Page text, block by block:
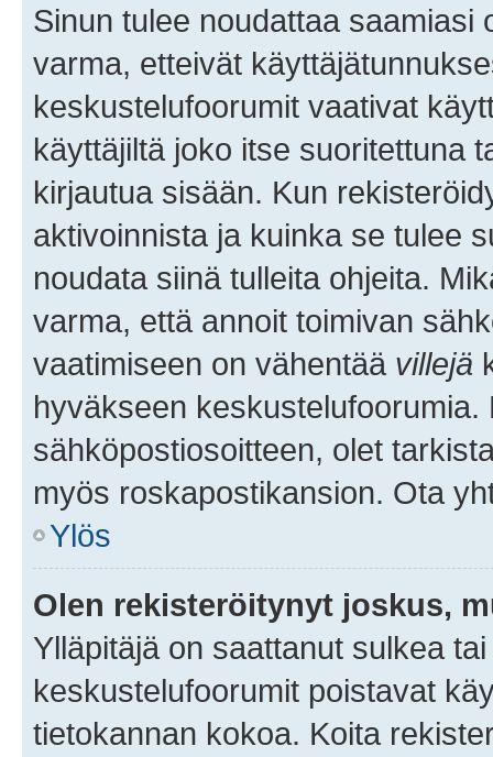
Sinun tulee noudattaa saamiasi
varma, etteivät
keskustelufoorumit vaativat
käyttäjiltä joko itse suoritettuna
kirjautua sisään. Kun
aktivoinnista ja kuinka se tulee
noudata siinä tulleita ohjeita.
varma, että annoit toimivan
vaatimiseen on vähentää villejä
hyväkseen
sähköpostiosoitteen, olet
myös roskapostikansion. Ota
Ylös
Olen rekisteröitynyt joskus,
Ylläpitäjä on saattanut sulkea
keskustelufoorumit poistavat
tietokannan kokoa. Koita